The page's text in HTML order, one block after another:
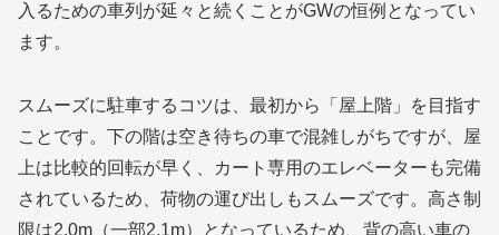
入るための車列が延々と続くことがGWの恒例となってい
ます。
スムーズに駐車するコツは、最初から「屋上階」を目指す
ことです。下の階は空き待ちの車で混雑しがちですが、屋
上は比較的回転が早く、カート専用のエレベーターも完備
されているため、荷物の運び出しもスムーズです。高さ制
限は2.0m（一部2.1m）となっているため、背の高い車の